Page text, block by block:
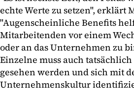
echte Werte zu setzen", erklärt
"Augenscheinliche Benefits
Mitarbeitenden vor einem
oder an das Unternehmen zu
Einzelne muss auch
gesehen werden und sich mit
Unternehmenskultur